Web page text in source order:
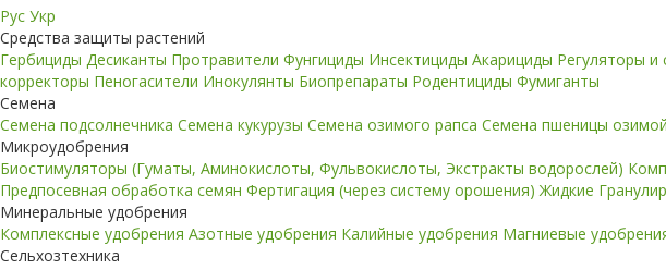
Рус Укр
Средства защиты растений
Гербициды Десиканты Протравители Фунгициды Инсектициды Акарициды Регуляторы и
корректоры Пеногасители Инокулянты Биопрепараты Родентициды Фумиганты
Семена
Семена подсолнечника Семена кукурузы Семена озимого рапса Семена пшеницы озимой
Микроудобрения
Биостимуляторы (Гуматы, Аминокислоты, Фульвокислоты, Экстракты водорослей)
Предпосевная обработка семян Фертигация (через систему орошения)Жидкие
Минеральные удобрения
Комплексные удобрения Азотные удобрения Калийные удобрения Магниевые
Сельхозтехника